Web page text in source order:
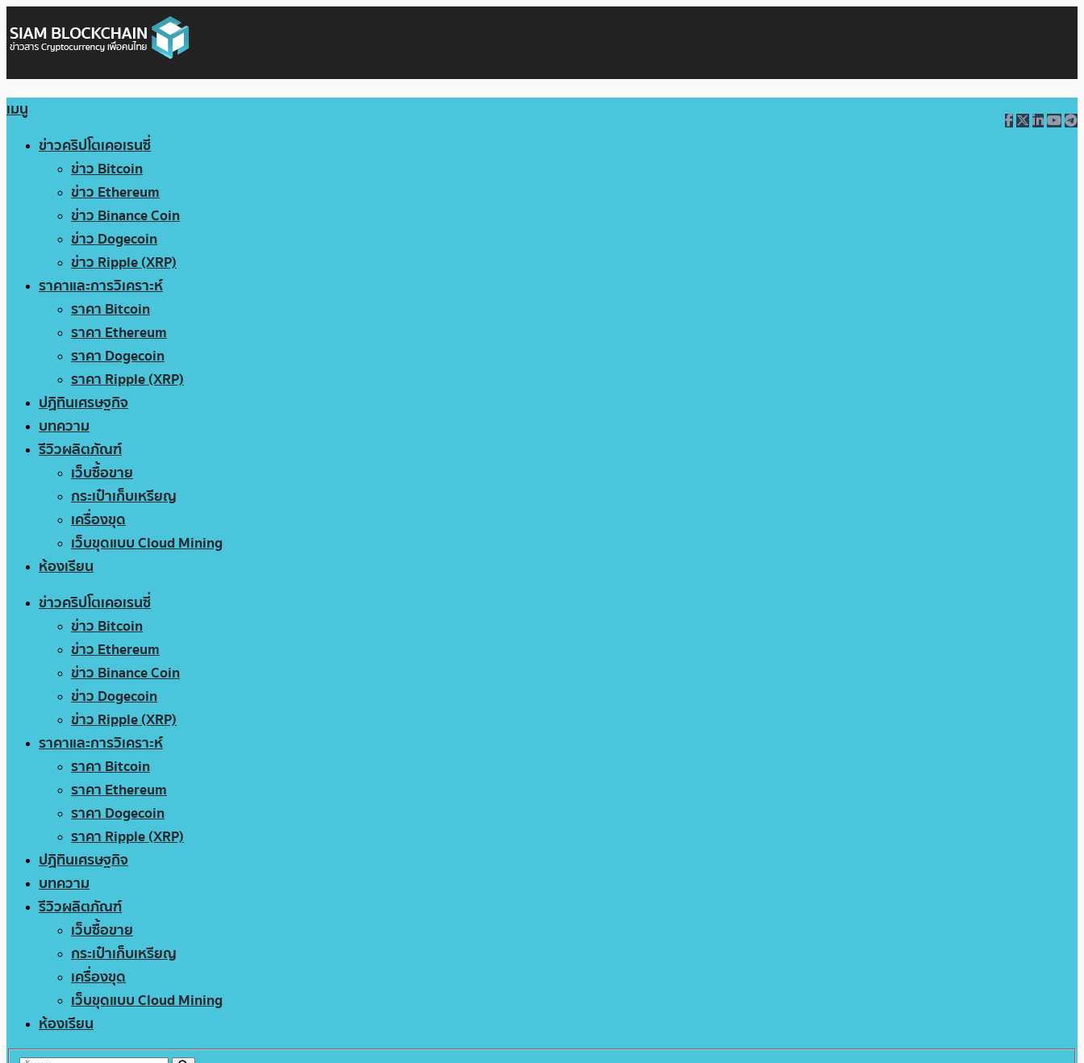
เมนู
ข่าวคริปโตเคอเรนซี่
ข่าว Bitcoin
ข่าว Ethereum
ข่าว Binance Coin
ข่าว Dogecoin
ข่าว Ripple (XRP)
ราคาและการวิเคราะห์
ราคา Bitcoin
ราคา Ethereum
ราคา Dogecoin
ราคา Ripple (XRP)
ปฏิทินเศรษฐกิจ
บทความ
รีวิวผลิตภัณฑ์
เว็บซื้อขาย
กระเป๋าเก็บเหรียญ
เครื่องขุด
เว็บขุดแบบ Cloud Mining
ห้องเรียน
ข่าวคริปโตเคอเรนซี่
ข่าว Bitcoin
ข่าว Ethereum
ข่าว Binance Coin
ข่าว Dogecoin
ข่าว Ripple (XRP)
ราคาและการวิเคราะห์
ราคา Bitcoin
ราคา Ethereum
ราคา Dogecoin
ราคา Ripple (XRP)
ปฏิทินเศรษฐกิจ
บทความ
รีวิวผลิตภัณฑ์
เว็บซื้อขาย
กระเป๋าเก็บเหรียญ
เครื่องขุด
เว็บขุดแบบ Cloud Mining
ห้องเรียน